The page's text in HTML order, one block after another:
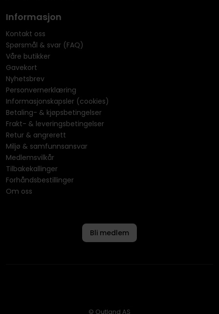
Informasjon
Kontakt oss
Spørsmål & svar (FAQ)
Våre butikker
Gavekort
Nyhetsbrev
Personvernerklæring
Informasjonskapsler (cookies)
Betaling- & kjøpsbetingelser
Frakt- & leveringsbetingelser
Retur & angrerett
Miljø & samfunnsansvar
Medlemsvilkår
Tilbakekallinger
Forhåndsbestillinger
Om oss
Bli medlem
© Outland AS